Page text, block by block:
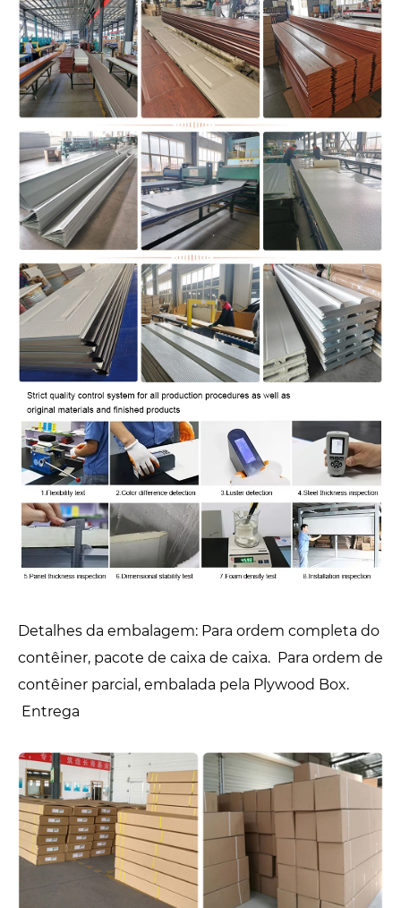
Detalhes da embalagem: Para ordem completa do
contêiner, pacote de caixa de caixa. Para ordem de
contêiner parcial, embalada pela Plywood Box.
Entrega